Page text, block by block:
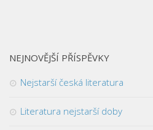
NEJNOVĚJŠÍ PŘÍSPĚVKY
Nejstarší česká literatura
Literatura nejstarší doby